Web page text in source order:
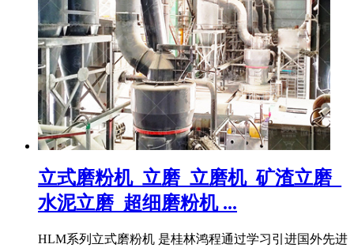
立式磨粉机_立磨_立磨机_矿渣立磨_
水泥立磨_超细磨粉机 ...
HLM系列立式磨粉机 是桂林鸿程通过学习引进国外先进